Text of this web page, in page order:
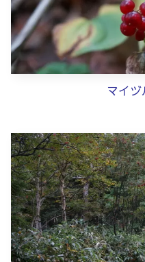
マイ